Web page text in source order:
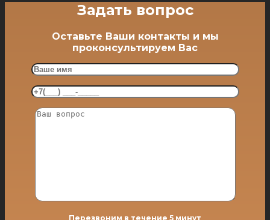
Задать вопрос
Оставьте Ваши контакты и мы
проконсультируем Вас
Перезвоним в течение 5 минут